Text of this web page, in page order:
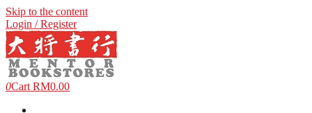
Skip to the content
Login / Register
0Cart RM0.00